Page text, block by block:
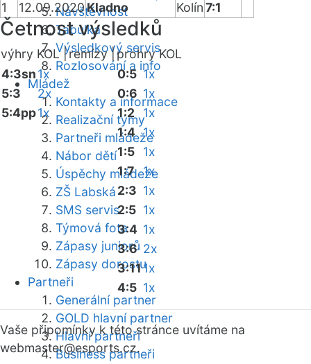
Návštěvnost
Tabulka
Výsledkový servis
Rozlosování a info
Mládež
Kontakty a informace
Realizační týmy
Partneři mládeže
Nábor dětí
Úspěchy mládeže
ZŠ Labská
SMS servis
Týmová fota
Zápasy juniorů
Zápasy dorostu
Partneři
Generální partner
GOLD hlavní partner
Hlavní partneři
Business partneři
1
12.09.2020Kladno Kolín7:1
Četnost výsledků
výhry KOL |remízy |prohry KOL
4:3sn1x
5:3
2x
5:4pp1x
0:5 1x
0:6 1x
1:2
1x
1:4 1x
1:5
1x
1:7
1x
2:3 1x
2:5 1x
3:4 1x
3:6 2x
3:111x
4:5 1x
Vaše připomínky k této stránce uvítáme na
webmaster@esports.cz.